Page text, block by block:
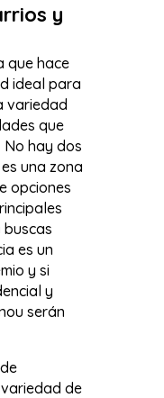
y
que hace
ideal para
variedad
que
No hay dos
una zona
opciones
buscas
es un
y si
y
serán
de